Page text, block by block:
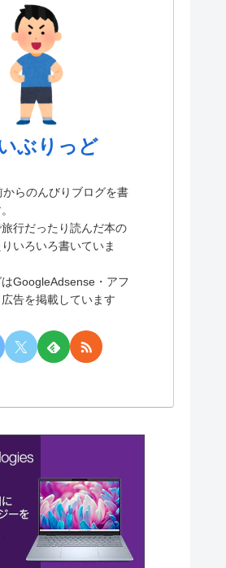
ぶりっど
からのんびりブログを書
行だったり読んだ本の
いろいろ書いていま
GoogleAdsense・アフ
告を掲載しています